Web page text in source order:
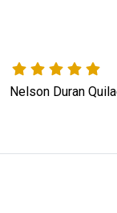
Nelson Duran